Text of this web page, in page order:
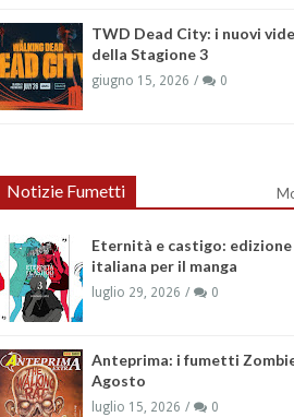
TWD Dead City: i nuovi
della Stagione 3
giugno 15, 2026 0
Notizie Fumetti
Eternità e castigo: edizione
italiana per il manga
luglio 29, 2026 0
Anteprima: i fumetti
Agosto
luglio 15, 2026 0